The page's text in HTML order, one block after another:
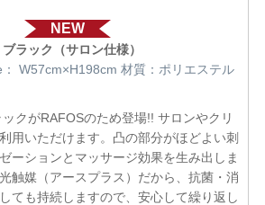
NEW
ラック（サロン仕様）
W57cm×H198cm 材質：ポリエステル
クがRAFOSのため登場!! サロンやクリ
用いただけます。凸の部分がほどよい刺
ーションとマッサージ効果を生み出しま
触媒（アースプラス）だから、抗菌・消
ても持続しますので、安心して繰り返し